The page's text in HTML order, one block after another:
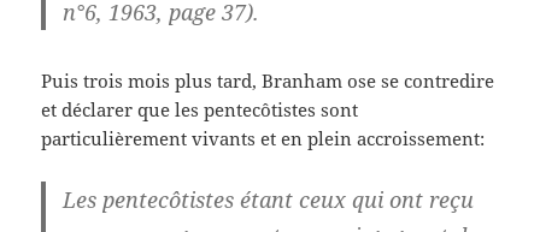
n°6, 1963, page 37).
Puis trois mois plus tard, Branham ose se contredire
et déclarer que les pentecôtistes sont
particulièrement vivants et en plein accroissement:
Les pentecôtistes étant ceux qui ont reçu